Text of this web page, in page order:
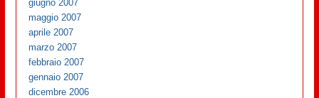
giugno 2007
maggio 2007
aprile 2007
marzo 2007
febbraio 2007
gennaio 2007
dicembre 2006